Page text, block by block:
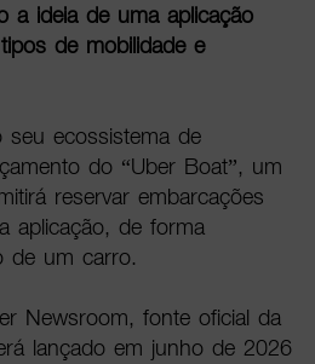
a ideia de uma aplicação
de mobilidade e
seu ecossistema de
do “Uber Boat”, um
reservar embarcações
aplicação, de forma
de um carro.
Newsroom, fonte oficial da
lançado em junho de 2026